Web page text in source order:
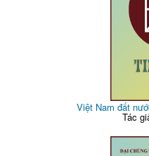
Việt Nam đất
Tác